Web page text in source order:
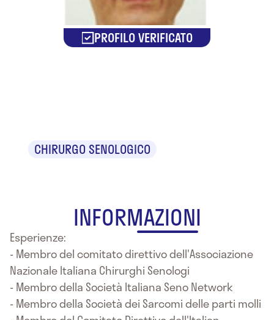
PROFILO VERIFICATO
CHIRURGO SENOLOGICO
INFORMAZIONI
Esperienze:
- Membro del comitato direttivo dell'Associazione
Nazionale Italiana Chirurghi Senologi
- Membro della Società Italiana Seno Network
- Membro della Società dei Sarcomi delle parti molli